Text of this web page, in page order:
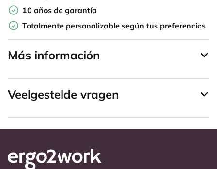
10 años de garantía
Totalmente personalizable según tus preferencias
Más información
Veelgestelde vragen